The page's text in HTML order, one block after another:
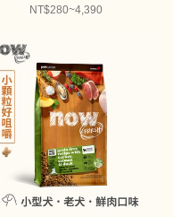
NT$280~4,390